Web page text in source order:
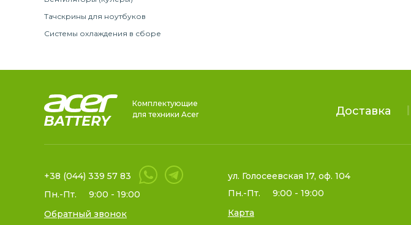
Тачскрины для ноутбуков
Системы охлаждения в сборе
Комплектующие
для техники Acer
Доставка
+38 (044) 339 57 83
Пн.-Пт.
9:00 - 19:00
Обратный звонок
ул. Голосеевская 17, оф. 104
Пн.-Пт.
9:00 - 19:00
Карта